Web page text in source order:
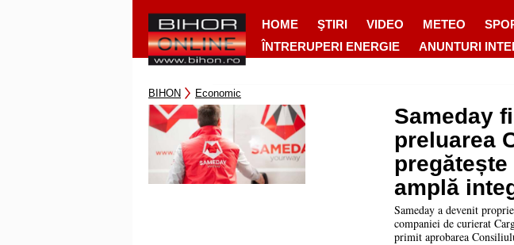
HOME ŞTIRI VIDEO METEO
ÎNTRERUPERI ENERGIE
ANUNTURI
BIHON Economic
Sameday
preluarea
pregătește
amplă
curierat
Sameday a devenit
companiei de curierat
primit aprobarea